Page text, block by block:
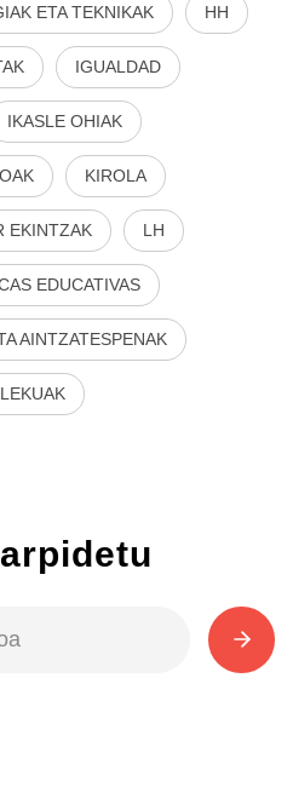
ETA TEKNIKAK HH
IGUALDAD
IKASLE OHIAK
KIROLA
EKINTZAK LH
EDUCATIVAS
AINTZATESPENAK